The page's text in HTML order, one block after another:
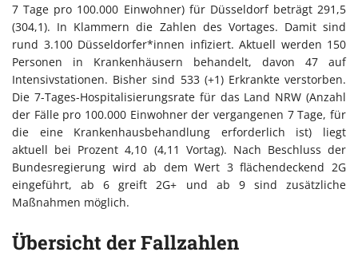
7 Tage pro 100.000 Einwohner) für Düsseldorf beträgt 291,5
(304,1). In Klammern die Zahlen des Vortages. Damit sind
rund 3.100 Düsseldorfer*innen infiziert. Aktuell werden 150
Personen in Krankenhäusern behandelt, davon 47 auf
Intensivstationen. Bisher sind 533 (+1) Erkrankte verstorben.
Die 7-Tages-Hospitalisierungsrate für das Land NRW (Anzahl
der Fälle pro 100.000 Einwohner der vergangenen 7 Tage, für
die eine Krankenhausbehandlung erforderlich ist) liegt
aktuell bei Prozent 4,10 (4,11 Vortag). Nach Beschluss der
Bundesregierung wird ab dem Wert 3 flächendeckend 2G
eingeführt, ab 6 greift 2G+ und ab 9 sind zusätzliche
Maßnahmen möglich.
Übersicht der Fallzahlen